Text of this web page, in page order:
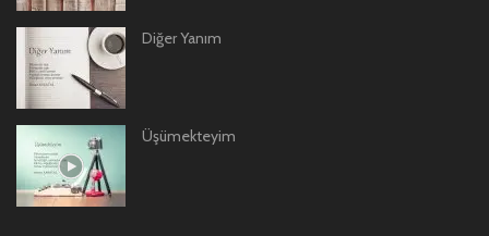
Diğer Yanım
Üşümekteyim